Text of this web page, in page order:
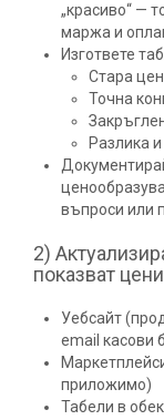
„красиво“ —
маржа и
Изгответе
Стара
Точна
Разлика
въпроси или
2)
показват цени
Уебсайт
email касови
приложимо)
Табели в